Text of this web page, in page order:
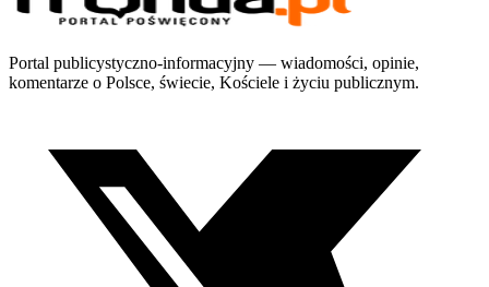
Portal publicystyczno-informacyjny — wiadomości, opinie,
komentarze o Polsce, świecie, Kościele i życiu publicznym.